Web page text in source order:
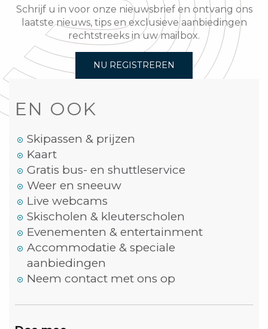
Schrijf u in voor onze nieuwsbrief en ontvang ons
laatste nieuws, tips en exclusieve aanbiedingen
rechtstreeks in uw mailbox.
NU REGISTREREN
EN OOK
Skipassen & prijzen
Kaart
Gratis bus- en shuttleservice
Weer en sneeuw
Live webcams
Skischolen & kleuterscholen
Evenementen & entertainment
Accommodatie & speciale
aanbiedingen
Neem contact met ons op